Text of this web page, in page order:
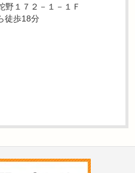
野１７２－１－１Ｆ
徒歩18分